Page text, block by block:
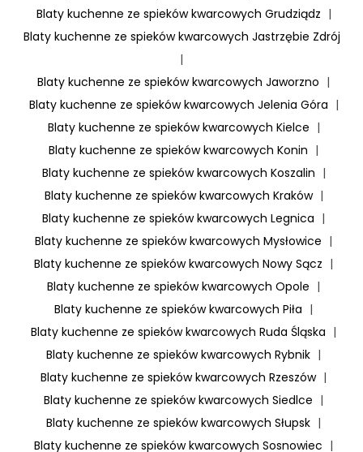
Blaty kuchenne ze spieków kwarcowych Grudziądz |
Blaty kuchenne ze spieków kwarcowych Jastrzębie Zdrój
|
Blaty kuchenne ze spieków kwarcowych Jaworzno |
Blaty kuchenne ze spieków kwarcowych Jelenia Góra |
Blaty kuchenne ze spieków kwarcowych Kielce |
Blaty kuchenne ze spieków kwarcowych Konin |
Blaty kuchenne ze spieków kwarcowych Koszalin |
Blaty kuchenne ze spieków kwarcowych Kraków |
Blaty kuchenne ze spieków kwarcowych Legnica |
Blaty kuchenne ze spieków kwarcowych Mysłowice |
Blaty kuchenne ze spieków kwarcowych Nowy Sącz |
Blaty kuchenne ze spieków kwarcowych Opole |
Blaty kuchenne ze spieków kwarcowych Piła |
Blaty kuchenne ze spieków kwarcowych Ruda Śląska |
Blaty kuchenne ze spieków kwarcowych Rybnik |
Blaty kuchenne ze spieków kwarcowych Rzeszów |
Blaty kuchenne ze spieków kwarcowych Siedlce |
Blaty kuchenne ze spieków kwarcowych Słupsk |
Blaty kuchenne ze spieków kwarcowych Sosnowiec |